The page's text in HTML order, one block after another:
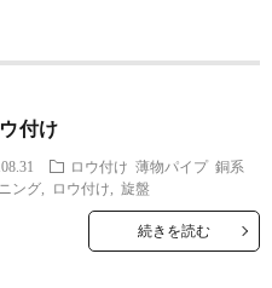
紹
介
式
会
付け
ロウ付け 薄物パイプ 銅系
ング, ロウ付け 旋盤
続きを読む